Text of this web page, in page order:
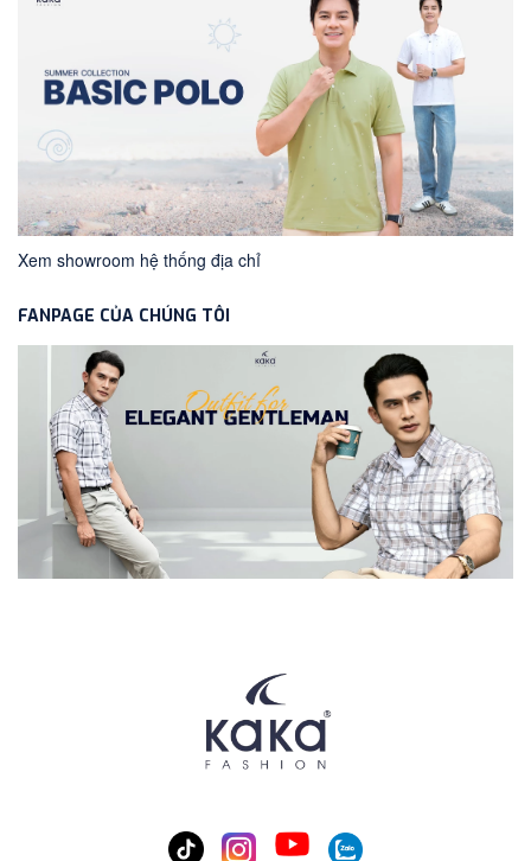
Xem showroom hệ thống địa chỉ
FANPAGE CỦA CHÚNG TÔI